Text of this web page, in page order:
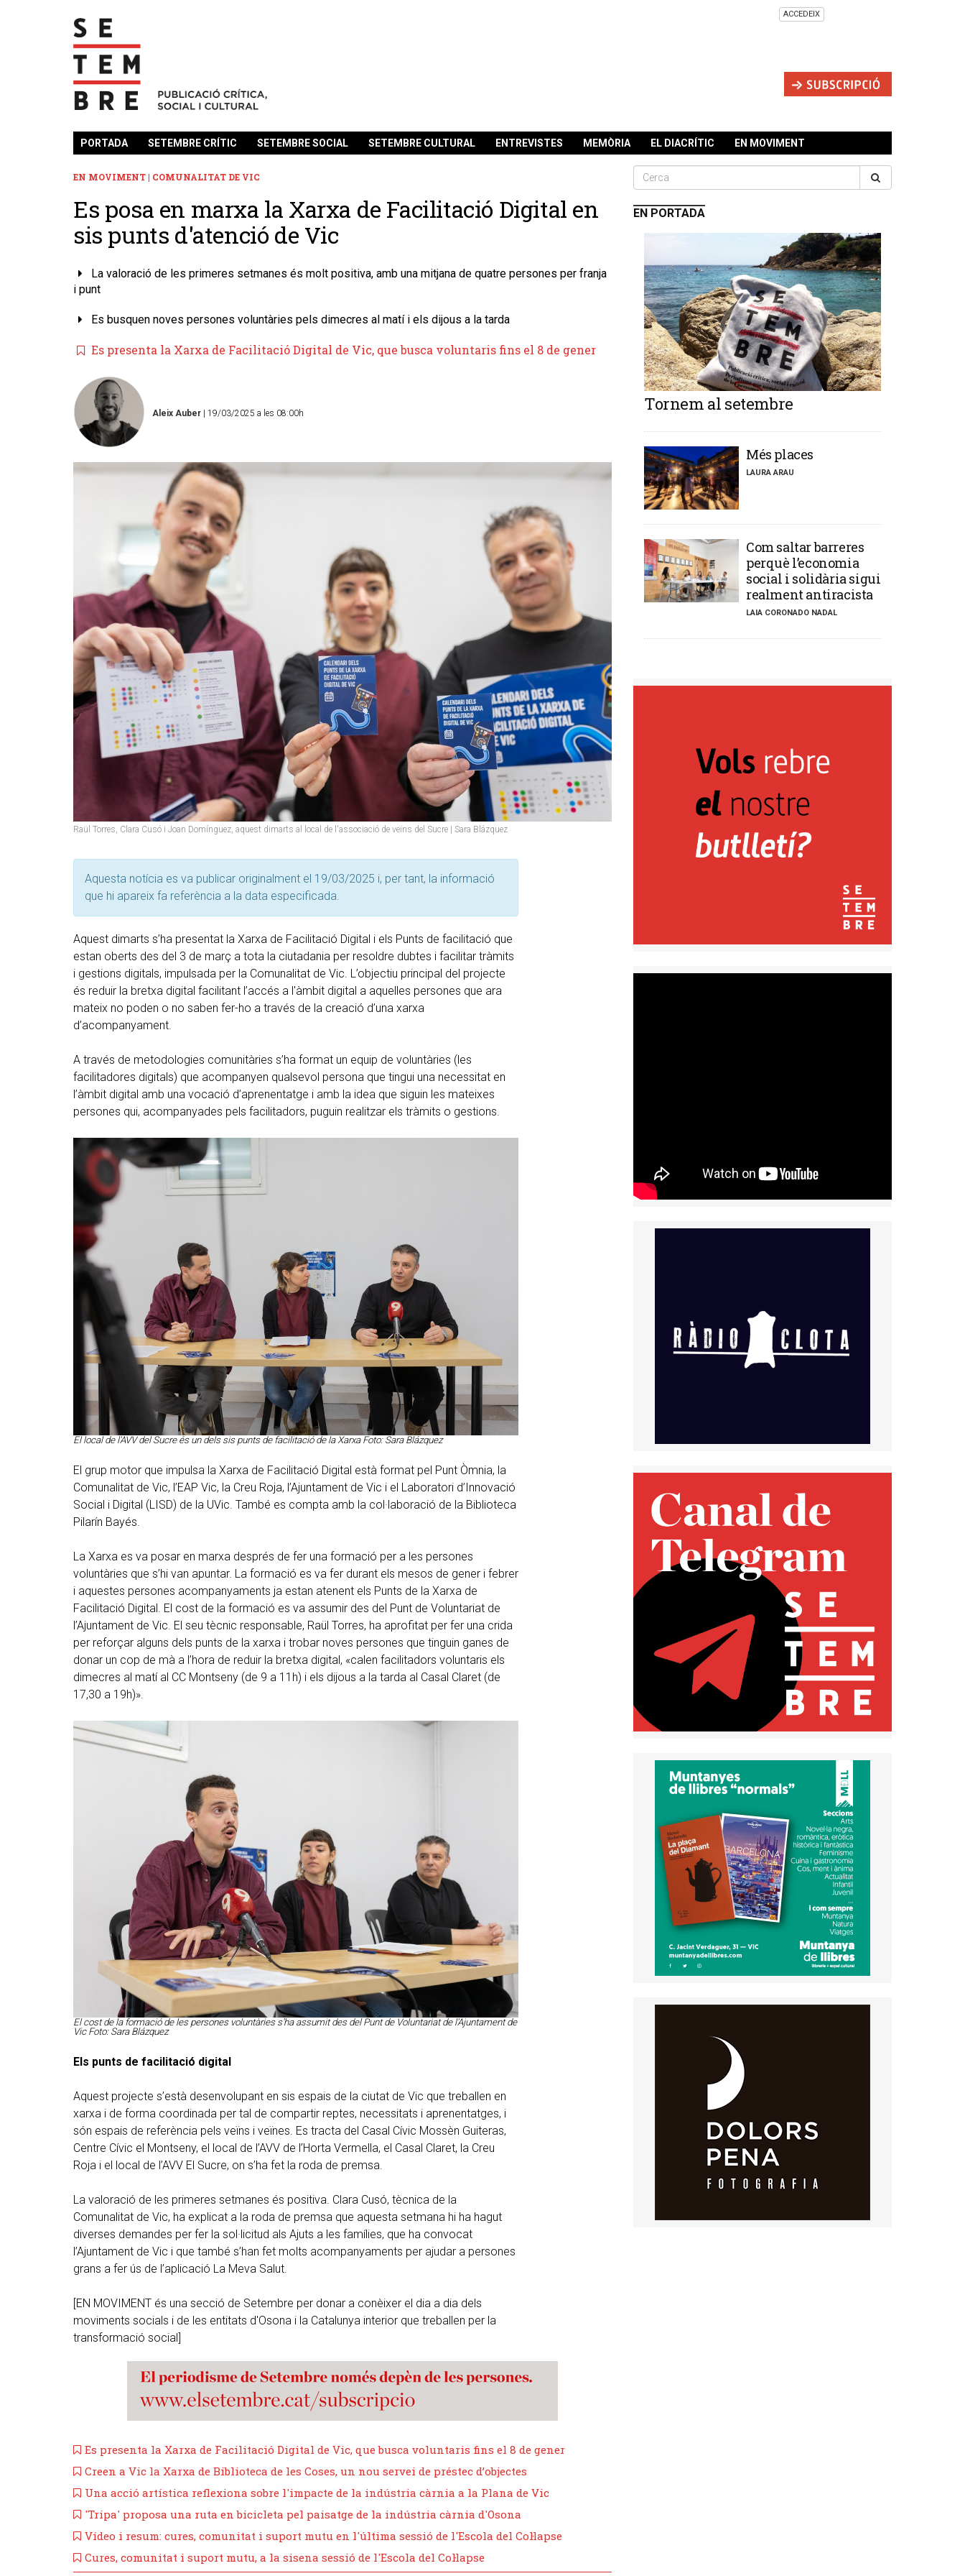
ACCEDEIX
PORTADA SETEMBRE CRÍTIC SETEMBRE SOCIAL SETEMBRE CULTURAL ENTREVISTES MEMÒRIA EL DIACRÍTIC EN MOVIMENT
EN MOVIMENT | COMUNALITAT DE VIC
Es posa en marxa la Xarxa de Facilitació Digital en
sis punts d'atenció de Vic
La valoració de les primeres setmanes és molt positiva, amb una mitjana de quatre persones per franja
i punt
Es busquen noves persones voluntàries pels dimecres al matí i els dijous a la tarda
Es presenta la Xarxa de Facilitació Digital de Vic, que busca voluntaris fins el 8 de gener
Aleix Auber | 19/03/2025 a les 08:00h
Raül Torres, Clara Cusó i Joan Domínguez, aquest dimarts al local de l'associació de veïns del Sucre | Sara Blázquez
Aquesta notícia es va publicar originalment el 19/03/2025 i, per tant, la informació
que hi apareix fa referència a la data especificada.
Aquest dimarts s’ha presentat la Xarxa de Facilitació Digital i els Punts de facilitació que
estan oberts des del 3 de març a tota la ciutadania per resoldre dubtes i facilitar tràmits
i gestions digitals, impulsada per la Comunalitat de Vic. L’objectiu principal del projecte
és reduir la bretxa digital facilitant l’accés a l'àmbit digital a aquelles persones que ara
mateix no poden o no saben fer-ho a través de la creació d’una xarxa
d’acompanyament.
A través de metodologies comunitàries s’ha format un equip de voluntàries (les
facilitadores digitals) que acompanyen qualsevol persona que tingui una necessitat en
l’àmbit digital amb una vocació d’aprenentatge i amb la idea que siguin les mateixes
persones qui, acompanyades pels facilitadors, puguin realitzar els tràmits o gestions.
El local de l'AVV del Sucre és un dels sis punts de facilitació de la Xarxa Foto: Sara Blázquez
El grup motor que impulsa la Xarxa de Facilitació Digital està format pel Punt Òmnia, la
Comunalitat de Vic, l’EAP Vic, la Creu Roja, l’Ajuntament de Vic i el Laboratori d’Innovació
Social i Digital (LISD) de la UVic. També es compta amb la col·laboració de la Biblioteca
Pilarín Bayés.
La Xarxa es va posar en marxa després de fer una formació per a les persones
voluntàries que s’hi van apuntar. La formació es va fer durant els mesos de gener i febrer
i aquestes persones acompanyaments ja estan atenent els Punts de la Xarxa de
Facilitació Digital. El cost de la formació es va assumir des del Punt de Voluntariat de
l’Ajuntament de Vic. El seu tècnic responsable, Raül Torres, ha aprofitat per fer una crida
per reforçar alguns dels punts de la xarxa i trobar noves persones que tinguin ganes de
donar un cop de mà a l’hora de reduir la bretxa digital, «calen facilitadors voluntaris els
dimecres al matí al CC Montseny (de 9 a 11h) i els dijous a la tarda al Casal Claret (de
17,30 a 19h)».
El cost de la formació de les persones voluntàries s'ha assumit des del Punt de Voluntariat de l’Ajuntament de
Vic Foto: Sara Blázquez
Els punts de facilitació digital
Aquest projecte s’està desenvolupant en sis espais de la ciutat de Vic que treballen en
xarxa i de forma coordinada per tal de compartir reptes, necessitats i aprenentatges, i
són espais de referència pels veïns i veïnes. Es tracta del Casal Cívic Mossèn Guiteras,
Centre Cívic el Montseny, el local de l’AVV de l’Horta Vermella, el Casal Claret, la Creu
Roja i el local de l’AVV El Sucre, on s’ha fet la roda de premsa.
La valoració de les primeres setmanes és positiva. Clara Cusó, tècnica de la
Comunalitat de Vic, ha explicat a la roda de premsa que aquesta setmana hi ha hagut
diverses demandes per fer la sol·licitud als Ajuts a les famílies, que ha convocat
l’Ajuntament de Vic i que també s’han fet molts acompanyaments per ajudar a persones
grans a fer ús de l’aplicació La Meva Salut.
[EN MOVIMENT és una secció de Setembre per donar a conèixer el dia a dia dels
moviments socials i de les entitats d'Osona i la Catalunya interior que treballen per la
transformació social]
Es presenta la Xarxa de Facilitació Digital de Vic, que busca voluntaris fins el 8 de gener
Creen a Vic la Xarxa de Biblioteca de les Coses, un nou servei de préstec d’objectes
Una acció artística reflexiona sobre l'impacte de la indústria càrnia a la Plana de Vic
'Tripa' proposa una ruta en bicicleta pel paisatge de la indústria càrnia d'Osona
Vídeo i resum: cures, comunitat i suport mutu en l'última sessió de l'Escola del Col·lapse
Cures, comunitat i suport mutu, a la sisena sessió de l'Escola del Col·lapse
EN PORTADA
Tornem al setembre
​Més places
LAURA ARAU
​Com saltar barreres
perquè l’economia
social i solidària sigui
realment antiracista
LAIA CORONADO NADAL